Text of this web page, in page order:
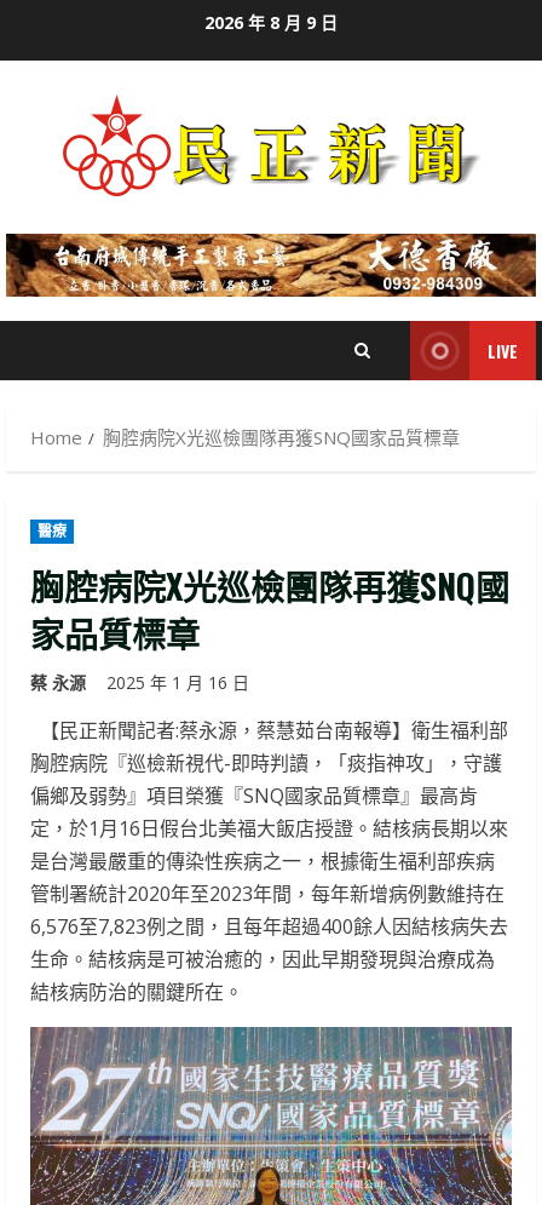
2026 年 8 月 9 日
LIVE
Home 胸腔病院X光巡檢團隊再獲SNQ國家品質標章
醫療
胸腔病院X光巡檢團隊再獲SNQ國
家品質標章
蔡 永源 2025 年 1 月 16 日
【民正新聞記者:蔡永源，蔡慧茹台南報導】衛生福利部
胸腔病院『巡檢新視代-即時判讀，「痰指神攻」，守護
偏鄉及弱勢』項目榮獲『SNQ國家品質標章』最高肯
定，於1月16日假台北美福大飯店授證。結核病長期以來
是台灣最嚴重的傳染性疾病之一，根據衛生福利部疾病
管制署統計2020年至2023年間，每年新增病例數維持在
6,576至7,823例之間，且每年超過400餘人因結核病失去
生命。結核病是可被治癒的，因此早期發現與治療成為
結核病防治的關鍵所在。